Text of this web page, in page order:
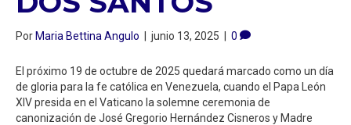
PorMaria Bettina Angulo | junio 13, 2025 | 0
El próximo 19 de octubre de 2025 quedará marcado como un día
de gloria para la fe católica en Venezuela, cuando el Papa León
XIV presida en el Vaticano la solemne ceremonia de
canonización de José Gregorio Hernández Cisneros y Madre